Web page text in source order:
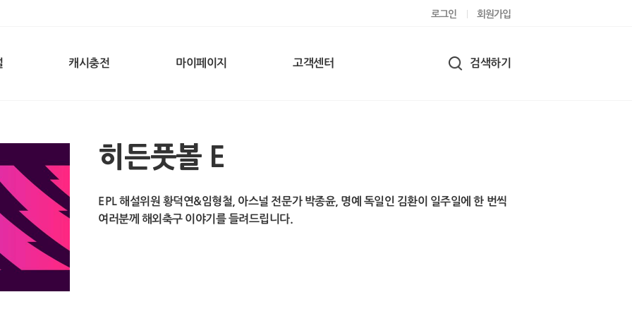
로그인 회원가입
캐시충전 마이페이지 고객센터 검색하기
히든풋볼 E
EPL 해설위원 황덕연&임형철, 아스널 전문가 박종윤, 명예 독일인 김환이 일주일에 한 번씩
여러분께 해외축구 이야기를 들려드립니다.